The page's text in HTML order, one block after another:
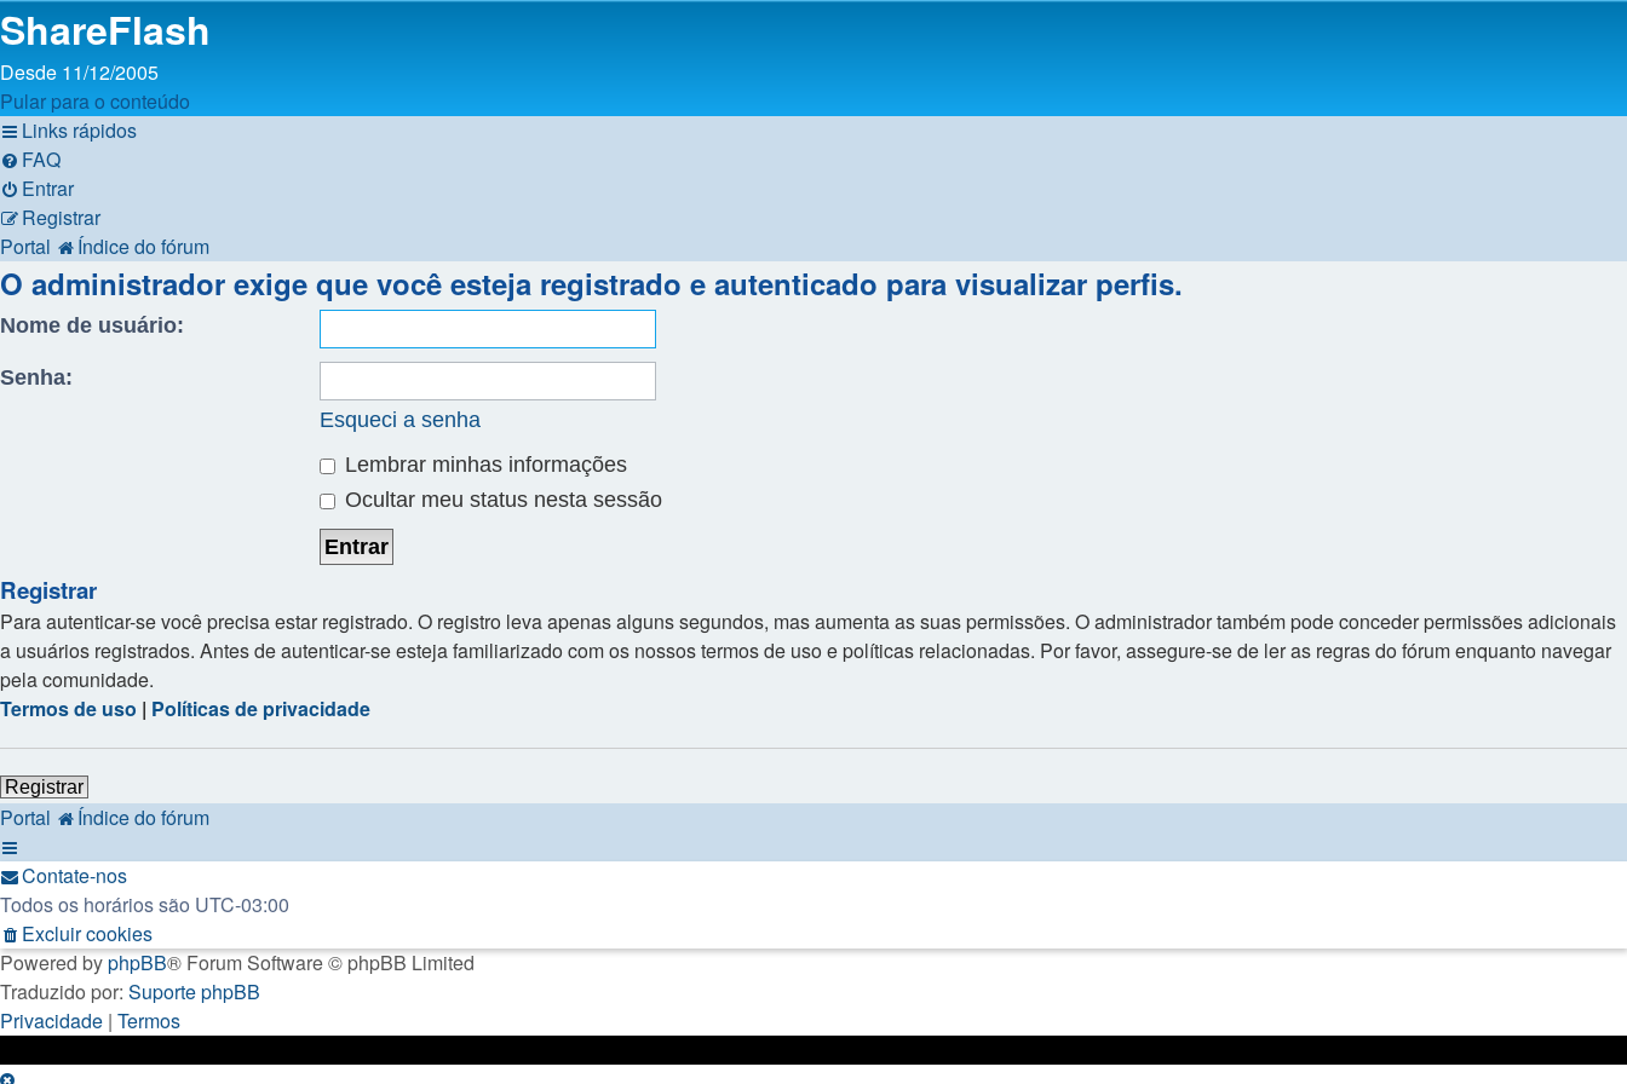
ShareFlash
Desde 11/12/2005
Pular para o conteúdo
Links rápidos
FAQ
Entrar
Registrar
Portal
Índice do fórum
O administrador exige que você esteja registrado e autenticado para visualizar perfis.
Nome de usuário:
Senha:
Esqueci a senha
Lembrar minhas informações
Ocultar meu status nesta sessão
Registrar
Para autenticar-se você precisa estar registrado. O registro leva apenas alguns segundos, mas aumenta as suas permissões. O administrador também pode conceder permissões adicionais
a usuários registrados. Antes de autenticar-se esteja familiarizado com os nossos termos de uso e políticas relacionadas. Por favor, assegure-se de ler as regras do fórum enquanto navegar
pela comunidade.
Termos de uso | Políticas de privacidade
Registrar
Portal Índice do fórum
Contate-nos
Todos os horários são UTC-03:00
Excluir cookies
Powered byphpBB® Forum Software © phpBB Limited
Traduzido por: Suporte phpBB
Privacidade | Termos